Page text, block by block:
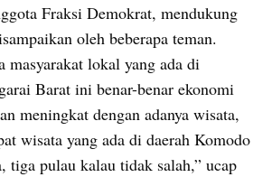
Fraksi Demokrat, mendukung
oleh beberapa teman.
masyarakat lokal yang ada di
Barat ini benar-benar ekonomi
meningkat dengan adanya wisata,
wisata yang ada di daerah Komodo
tiga pulau kalau tidak salah,” ucap